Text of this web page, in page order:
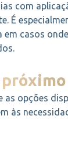
com
É
em casos
as opções
às